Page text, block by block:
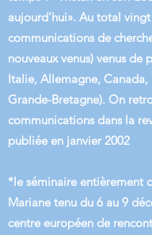
aujourd'hui». Au total vingt
communications de
nouveaux venus) venus de
Italie, Allemagne, Canada,
Grande-Bretagne). On
communications dans la
publiée en janvier 2002
*le séminaire entièrement
Mariane tenu du 6 au 9
centre européen de